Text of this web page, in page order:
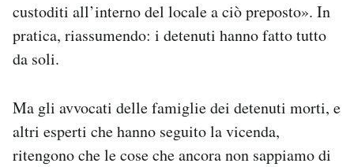
custoditi all’interno del locale a ciò preposto». In
pratica, riassumendo: i detenuti hanno fatto tutto
da soli.
Ma gli avvocati delle famiglie dei detenuti morti, e
altri esperti che hanno seguito la vicenda,
ritengono che le cose che ancora non sappiamo di